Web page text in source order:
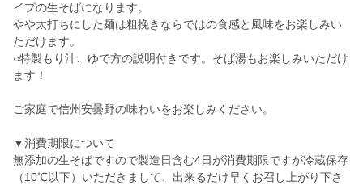
イプの生そばになります。
やや太打ちにした麺は粗挽きならではの食感と風味をお楽しみい
ただけます。
○特製もり汁、ゆで方の説明付きです。そば湯もお楽しみいただけ
ます！
ご家庭で信州安曇野の味わいをお楽しみください。
▼消費期限について
無添加の生そばですので製造日含む4日が消費期限ですが冷蔵保存
（10℃以下）いただきまして、出来るだけ早くお召し上がり下さ